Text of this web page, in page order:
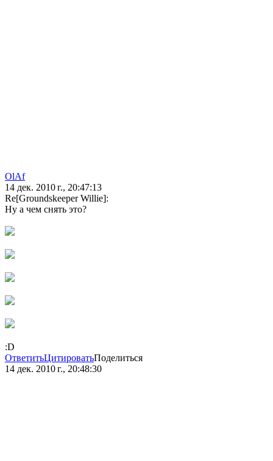
OlAf
14 дек. 2010 г., 20:47:13
Re[Groundskeeper Willie]:
Ну а чем снять это?
:D
ОтветитьЦитироватьПоделиться
14 дек. 2010 г., 20:48:30